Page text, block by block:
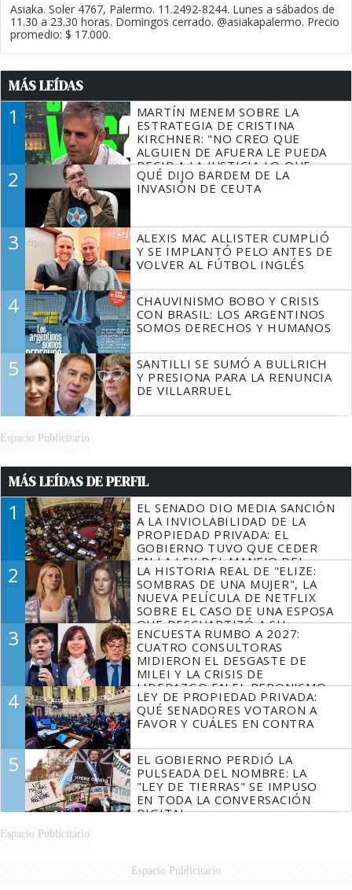
Asiaka. Soler 4767, Palermo. 11.2492-8244. Lunes a sábados de
11.30 a 23.30 horas. Domingos cerrado. @asiakapalermo. Precio
promedio: $ 17.000.
MÁS LEÍDAS
1
MARTÍN MENEM SOBRE LA
ESTRATEGIA DE CRISTINA
KIRCHNER: "NO CREO QUE
ALGUIEN DE AFUERA LE PUEDA
DECIR A LA JUSTICIA LO QUE
TIENE QUE HACER"
2
QUÉ DIJO BARDEM DE LA
INVASIÓN DE CEUTA
3
ALEXIS MAC ALLISTER CUMPLIÓ
Y SE IMPLANTÓ PELO ANTES DE
VOLVER AL FÚTBOL INGLÉS
4
CHAUVINISMO BOBO Y CRISIS
CON BRASIL: LOS ARGENTINOS
SOMOS DERECHOS Y HUMANOS
5
SANTILLI SE SUMÓ A BULLRICH
Y PRESIONA PARA LA RENUNCIA
DE VILLARRUEL
Espacio Publicitario
MÁS LEÍDAS DE PERFIL
1
EL SENADO DIO MEDIA SANCIÓN
A LA INVIOLABILIDAD DE LA
PROPIEDAD PRIVADA: EL
GOBIERNO TUVO QUE CEDER
EN LA LEY DEL MANEJO DEL
FUEGO
2
LA HISTORIA REAL DE "ELIZE:
SOMBRAS DE UNA MUJER", LA
NUEVA PELÍCULA DE NETFLIX
SOBRE EL CASO DE UNA ESPOSA
QUE DESCUARTIZÓ A SU
MARIDO
3
ENCUESTA RUMBO A 2027:
CUATRO CONSULTORAS
MIDIERON EL DESGASTE DE
MILEI Y LA CRISIS DE
LIDERAZGO EN EL PERONISMO
4
LEY DE PROPIEDAD PRIVADA:
QUÉ SENADORES VOTARON A
FAVOR Y CUÁLES EN CONTRA
5
EL GOBIERNO PERDIÓ LA
PULSEADA DEL NOMBRE: LA
"LEY DE TIERRAS" SE IMPUSO
EN TODA LA CONVERSACIÓN
DIGITAL
Espacio Publicitario
Espacio Publicitario